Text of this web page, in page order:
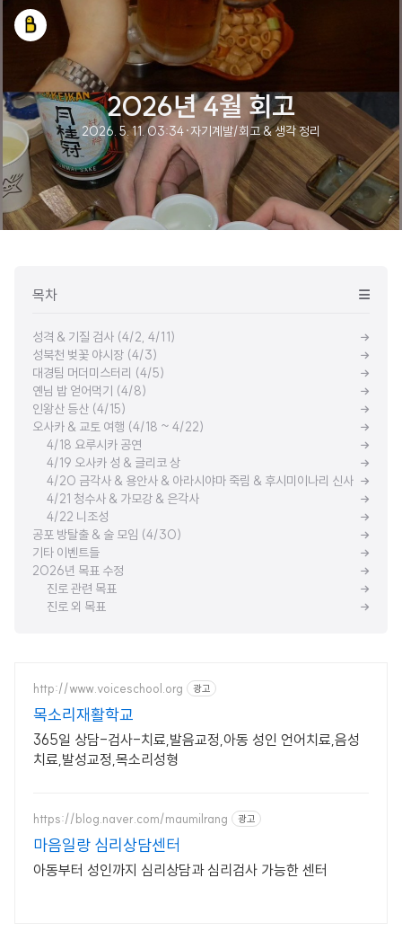
2026년 4월 회고
2026. 5. 11. 03:34·자기계발/회고 & 생각 정리
목차
성격 & 기질 검사 (4/2, 4/11)
성북천 벚꽃 야시장 (4/3)
대경팀 머더미스터리 (4/5)
옌님 밥 얻어먹기 (4/8)
인왕산 등산 (4/15)
오사카 & 교토 여행 (4/18 ~ 4/22)
4/18 요루시카 공연
4/19 오사카 성 & 글리코 상
4/20 금각사 & 용안사 & 아라시야마 죽림 & 후시미이나리 신사
4/21 청수사 & 가모강 & 은각사
4/22 니조성
공포 방탈출 & 술 모임 (4/30)
기타 이벤트들
2026년 목표 수정
진로 관련 목표
진로 외 목표
http://www.voiceschool.org 광고
목소리재활학교
365일 상담-검사-치료,발음교정,아동 성인 언어치료,음성
치료,발성교정,목소리성형
https://blog.naver.com/maumilrang 광고
마음일랑 심리상담센터
아동부터 성인까지 심리상담과 심리검사 가능한 센터